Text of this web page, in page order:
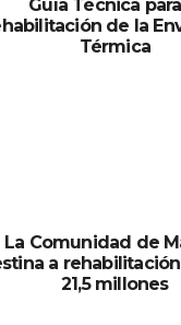
Guía Técnica
de la
Térmica
La Comunidad de
a
21,5 millones